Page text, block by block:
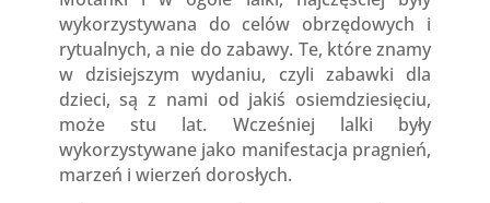
wykorzystywana do celów obrzędowych i
rytualnych, a nie do zabawy. Te, które znamy
w dzisiejszym wydaniu, czyli zabawki dla
dzieci, są z nami od jakiś osiemdziesięciu,
może stu lat. Wcześniej lalki były
wykorzystywane jako manifestacja pragnień,
marzeń i wierzeń dorosłych.